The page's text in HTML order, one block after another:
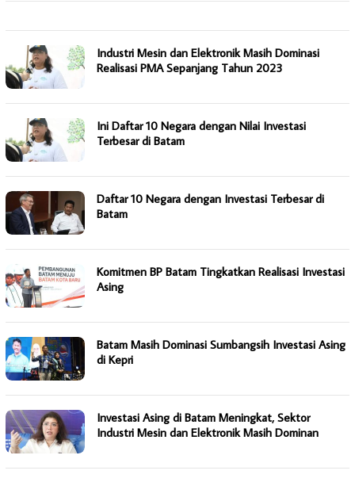
Industri Mesin dan Elektronik Masih Dominasi
Realisasi PMA Sepanjang Tahun 2023
Ini Daftar 10 Negara dengan Nilai Investasi
Terbesar di Batam
Daftar 10 Negara dengan Investasi Terbesar di
Batam
Komitmen BP Batam Tingkatkan Realisasi Investasi
Asing
Batam Masih Dominasi Sumbangsih Investasi Asing
di Kepri
Investasi Asing di Batam Meningkat, Sektor
Industri Mesin dan Elektronik Masih Dominan